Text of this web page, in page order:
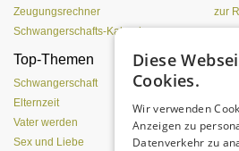
Zeugungsrechner
Schwangerschafts-Kalender
zur
Top-Themen
Schwangerschaft
Elternzeit
Vater werden
Sex und Liebe
Diese
Cookies.
Wir verwenden
Anzeigen zu
Datenverkehr zu